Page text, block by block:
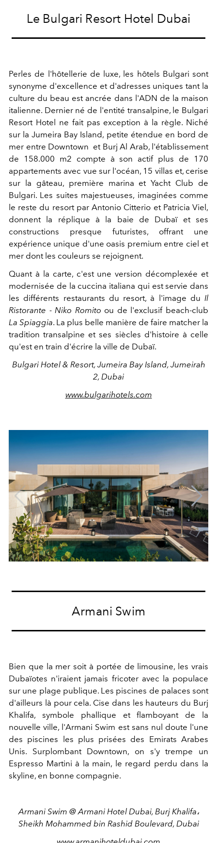
Le Bulgari Resort Hotel Dubai
Perles de l'hôtellerie de luxe, les hôtels Bulgari sont
synonyme d'excellence et d'adresses uniques tant la
culture du beau est ancrée dans l'ADN de la maison
italienne. Dernier né de l'entité transalpine, le Bulgari
Resort Hotel ne fait pas exception à la règle. Niché
sur la Jumeira Bay Island, petite étendue en bord de
mer entre Downtown et Burj Al Arab, l'établissement
de 158.000 m2 compte à son actif plus de 170
appartements avec vue sur l'océan, 15 villas et, cerise
sur la gâteau, première marina et Yacht Club de
Bulgari. Les suites majestueuses, imaginées comme
le reste du resort par Antonio Citterio et Patricia Viel,
donnent la réplique à la baie de Dubaï et ses
constructions presque futuristes, offrant une
expérience unique d'une oasis premium entre ciel et
mer dont les couleurs se rejoignent.
Quant à la carte, c'est une version décomplexée et
modernisée de la cuccina italiana qui est servie dans
les différents restaurants du resort, à l'image du Il
Ristorante - Niko Romito ou de l'exclusif beach-club
La Spiaggia. La plus belle manière de faire matcher la
tradition transalpine et ses siècles d'histoire à celle
qu'est en train d'écrire la ville de Dubaï.
Bulgari Hotel & Resort, Jumeira Bay Island, Jumeirah
2, Dubai
www.bulgarihotels.com
Armani Swim
Bien que la mer soit à portée de limousine, les vrais
Dubaïotes n'iraient jamais fricoter avec la populace
sur une plage publique. Les piscines de palaces sont
d'ailleurs là pour cela. Cise dans les hauteurs du Burj
Khalifa, symbole phallique et flamboyant de la
nouvelle ville, l'Armani Swim est sans nul doute l'une
des piscines les plus prisées des Emirats Arabes
Unis. Surplombant Downtown, on s'y trempe un
Espresso Martini à la main, le regard perdu dans la
skyline, en bonne compagnie.
Armani Swim @ Armani Hotel Dubai, Burj Khalifa،
Sheikh Mohammed bin Rashid Boulevard, Dubai